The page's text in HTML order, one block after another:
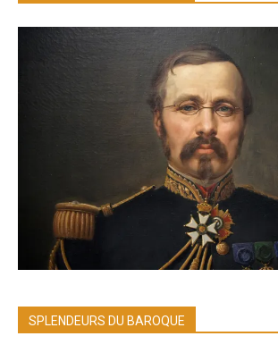
SPLENDEURS DU BAROQUE